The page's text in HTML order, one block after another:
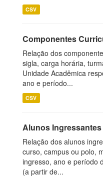
CSV
Componentes
Relação dos
sigla, carga horária,
Unidade Acadêmica
ano e período...
CSV
Alunos
Relação dos alunos
curso, campus ou polo,
ingresso, ano e período
(a partir de...